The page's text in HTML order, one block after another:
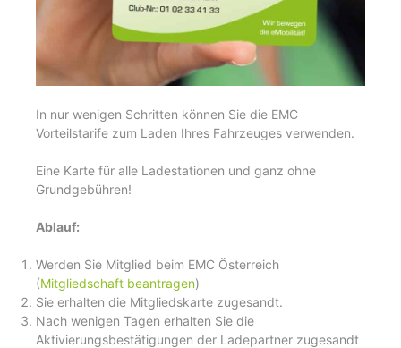
In nur wenigen Schritten können Sie die EMC
Vorteilstarife zum Laden Ihres Fahrzeuges verwenden.
Eine Karte für alle Ladestationen und ganz ohne
Grundgebühren!
Ablauf:
Werden Sie Mitglied beim EMC Österreich
(Mitgliedschaft beantragen)
Sie erhalten die Mitgliedskarte zugesandt.
Nach wenigen Tagen erhalten Sie die
Aktivierungsbestätigungen der Ladepartner zugesandt